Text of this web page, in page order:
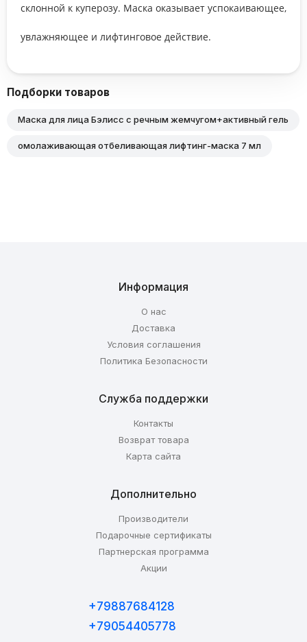
склонной к куперозу. Маска оказывает успокаивающее,
увлажняющее и лифтинговое действие.
Подборки товаров
Маска для лица Бэлисс с речным жемчугом+активный гель
омолаживающая отбеливающая лифтинг-маска 7 мл
Информация
О нас
Доставка
Условия соглашения
Политика Безопасности
Служба поддержки
Контакты
Возврат товара
Карта сайта
Дополнительно
Производители
Подарочные сертификаты
Партнерская программа
Акции
+79887684128
+79054405778